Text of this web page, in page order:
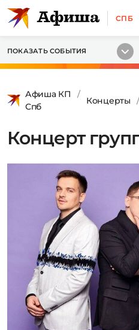
СПБ
ПОКАЗАТЬ СОБЫТИЯ
Афиша КП
Спб
Концерты
Концерт